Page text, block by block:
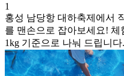
1
홍성 남당항 대하축제에서
를 맨손으로 잡아보세요!
1kg 기준으로 나눠 드립니